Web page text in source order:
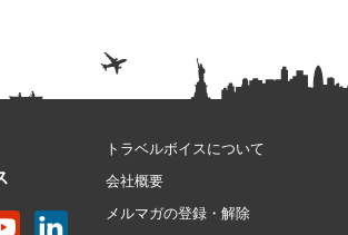
トラベルボイスについて
会社概要
メルマガの登録・解除